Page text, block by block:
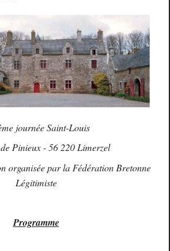
journée Saint-Louis
Pinieux - 56 220 Limerzel
organisée par la Fédération Bretonne
Légitimiste
Programme